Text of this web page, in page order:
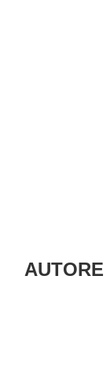
AUTORE